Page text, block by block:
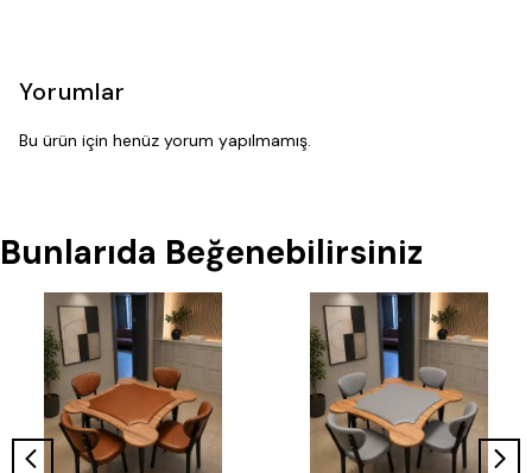
Yorumlar
Bu ürün için henüz yorum yapılmamış.
Bunlarıda Beğenebilirsiniz